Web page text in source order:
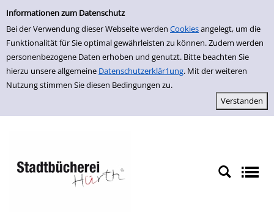
Einfache Suche
Informationen zum Datenschutz
Bei der Verwendung dieser Webseite werden Cookiesangelegt, um die
Funktionalität für Sie optimal gewährleisten zu können. Zudem werden
personenbezogene Daten erhoben und genutzt. Bitte beachten Sie
hierzu unsere allgemeine Datenschutzerklär1ung. Mit der weiteren
Nutzung stimmen Sie diesen Bedingungen zu.
zur Navigation springen
zum Inhalt springen
Zu den Suchfiltern springen
Zur Trefferliste springen